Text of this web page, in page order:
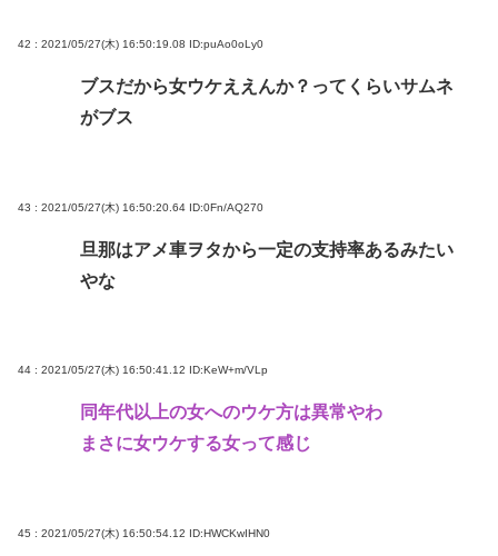
42 : 2021/05/27(木) 16:50:19.08 ID:puAo0oLy0
ブスだから女ウケええんか？ってくらいサムネ
がブス
43 : 2021/05/27(木) 16:50:20.64 ID:0Fn/AQ270
旦那はアメ車ヲタから一定の支持率あるみたい
やな
44 : 2021/05/27(木) 16:50:41.12 ID:KeW+m/VLp
同年代以上の女へのウケ方は異常やわ
まさに女ウケする女って感じ
45 : 2021/05/27(木) 16:50:54.12 ID:HWCKwIHN0